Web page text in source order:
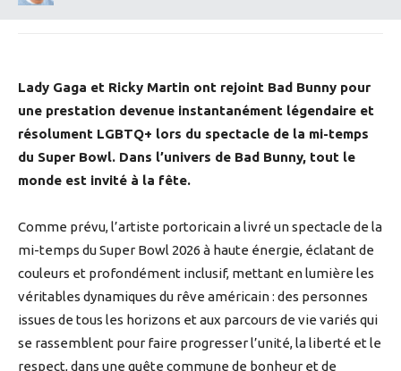
Lady Gaga et Ricky Martin ont rejoint Bad Bunny pour
une prestation devenue instantanément légendaire et
résolument LGBTQ+ lors du spectacle de la mi-temps
du Super Bowl. Dans l’univers de Bad Bunny, tout le
monde est invité à la fête.
Comme prévu, l’artiste portoricain a livré un spectacle de la
mi-temps du Super Bowl 2026 à haute énergie, éclatant de
couleurs et profondément inclusif, mettant en lumière les
véritables dynamiques du rêve américain : des personnes
issues de tous les horizons et aux parcours de vie variés qui
se rassemblent pour faire progresser l’unité, la liberté et le
respect, dans une quête commune de bonheur et de